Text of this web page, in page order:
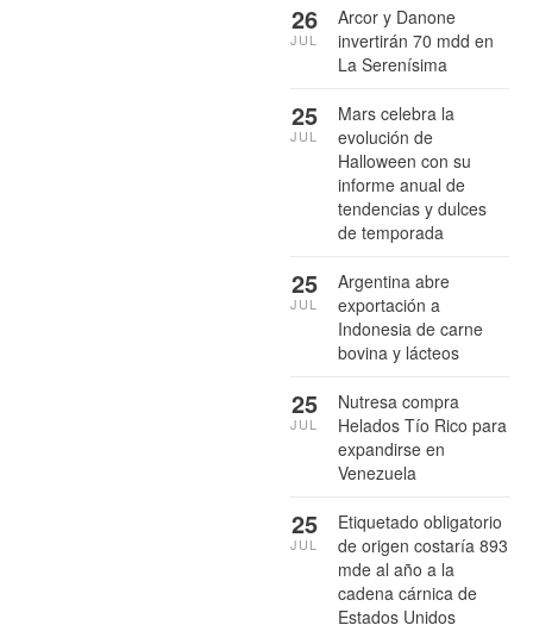
Arcor y Danone
invertirán 70 mdd en
La Serenísima
26
JUL
Mars celebra la
evolución de
Halloween con su
informe anual de
tendencias y dulces
de temporada
25
JUL
Argentina abre
exportación a
Indonesia de carne
bovina y lácteos
25
JUL
Nutresa compra
Helados Tío Rico para
expandirse en
Venezuela
25
JUL
Etiquetado obligatorio
de origen costaría 893
mde al año a la
cadena cárnica de
Estados Unidos
25
JUL